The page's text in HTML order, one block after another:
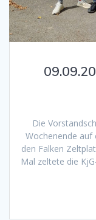
Die
Wochenende auf
den Falken
Mal zeltete die